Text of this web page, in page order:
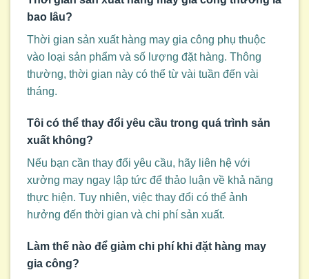
bao lâu?
Thời gian sản xuất hàng may gia công phụ thuộc
vào loại sản phẩm và số lượng đặt hàng. Thông
thường, thời gian này có thể từ vài tuần đến vài
tháng.
Tôi có thể thay đổi yêu cầu trong quá trình sản
xuất không?
Nếu bạn cần thay đổi yêu cầu, hãy liên hệ với
xưởng may ngay lập tức để thảo luận về khả năng
thực hiện. Tuy nhiên, việc thay đổi có thể ảnh
hưởng đến thời gian và chi phí sản xuất.
Làm thế nào để giảm chi phí khi đặt hàng may
gia công?